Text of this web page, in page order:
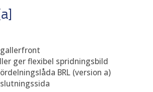
gallerfront
ger flexibel spridningsbild
BRL (version a)